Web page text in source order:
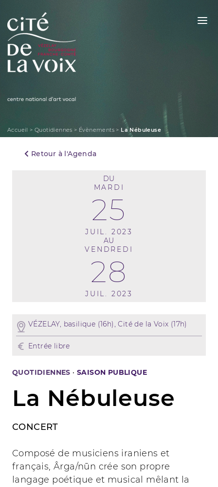
Skip
content
Accueil >Quotidiennes > Évènements > La Nébuleuse
Retour à l'Agenda
DU
MARDI
25
JUIL. 2023
AU
VENDREDI
28
JUIL. 2023
VÉZELAY, basilique (16h), Cité de la Voix (17h)
Entrée libre
QUOTIDIENNES ·SAISON PUBLIQUE
La Nébuleuse
CONCERT
Composé de musiciens iraniens et
français, Ârga/nūn crée son propre
langage poétique et musical mêlant la